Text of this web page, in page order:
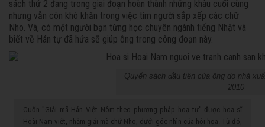
sách thứ 2 đang trong giai đoạn hoàn thành những khâu cuối cùng
nhưng vẫn còn khó khăn trong việc tìm người sắp xếp các chữ
Nho. Và, có một người bạn từng học chuyên ngành tiếng Nhật và
biết về Hán tự đã hứa sẽ giúp ông trong công đoạn này.
Quyển sách đầu tiên của ông do nhà
2010
Cuốn "Giải mã Hán Việt Nôm theo phương pháp hoạ tự" được hoạ sĩ
Hoài Nam viết, nhằm giải mã chữ Nho, dưới góc nhìn của hội họa. Từ đó,